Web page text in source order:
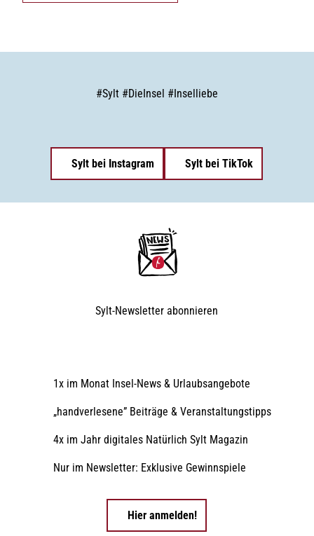
#Sylt #DieInsel #Inselliebe
Sylt bei Instagram Sylt bei TikTok
Sylt-Newsletter abonnieren
1x im Monat Insel-News & Urlaubsangebote
„handverlesene” Beiträge & Veranstaltungstipps
4x im Jahr digitales Natürlich Sylt Magazin
Nur im Newsletter: Exklusive Gewinnspiele
Hier anmelden!